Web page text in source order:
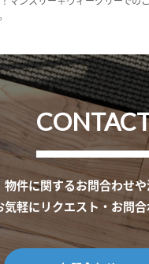
物件に関するお問合わせや
気軽にリクエスト・お問合